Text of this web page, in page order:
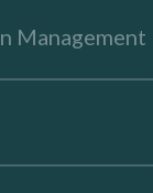
Management